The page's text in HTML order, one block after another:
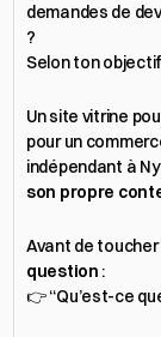
demandes de
?
Selon ton
Un site vitrine
pour un
indépendant à
son propre
Avant de
question :
👉 “Qu’est-ce